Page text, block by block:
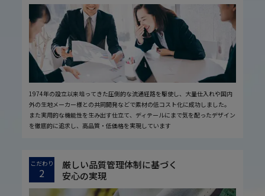
1974年の設立以来培ってきた圧倒的な流通経路を駆使し、大量仕入れや国内
外の生地メーカー様との共同開発などで素材の低コスト化に成功しました。
また実用的な機能性を生み出す仕立て、ディテールにまで気を配ったデザイン
を徹底的に追求し、高品質・低価格を実現しています
こだわり
2
厳しい品質管理体制に基づく
安心の実現